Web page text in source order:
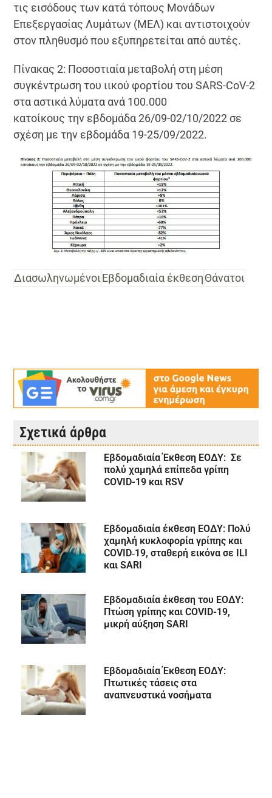
τις εισόδους των κατά τόπους Μονάδων
Επεξεργασίας Λυμάτων (ΜΕΛ) και αντιστοιχούν
στον πληθυσμό που εξυπηρετείται από αυτές.
Πίνακας 2: Ποσοστιαία μεταβολή στη μέση
συγκέντρωση του ιικού φορτίου του SARS-CoV-2
στα αστικά λύματα ανά 100.000
κατοίκους την εβδομάδα 26/09-02/10/2022 σε
σχέση με την εβδομάδα 19-25/09/2022.
ΔιασωληνωμένοιΕβδομαδιαία έκθεσηΘάνατοι
Σχετικά άρθρα
Εβδομαδιαία Έκθεση ΕΟΔΥ: Σε
πολύ χαμηλά επίπεδα γρίπη
COVID-19 και RSV
Εβδομαδιαία έκθεση ΕΟΔΥ: Πολύ
χαμηλή κυκλοφορία γρίπης και
COVID‑19, σταθερή εικόνα σε ILI
και SARI
Εβδομαδιαία έκθεση του ΕΟΔΥ:
Πτώση γρίπης και COVID-19,
μικρή αύξηση SARI
Εβδομαδιαία Έκθεση ΕΟΔΥ:
Πτωτικές τάσεις στα
αναπνευστικά νοσήματα